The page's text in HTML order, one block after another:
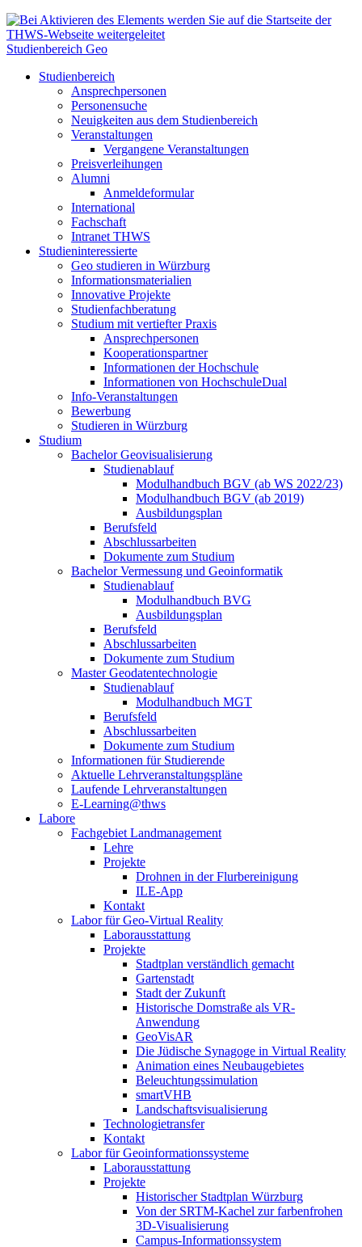
Studienbereich Geo
Studienbereich
Ansprechpersonen
Personensuche
Neuigkeiten aus dem Studienbereich
Veranstaltungen
Vergangene Veranstaltungen
Preisverleihungen
Alumni
Anmeldeformular
International
Fachschaft
Intranet THWS
Studieninteressierte
Geo studieren in Würzburg
Informationsmaterialien
Innovative Projekte
Studienfachberatung
Studium mit vertiefter Praxis
Ansprechpersonen
Kooperationspartner
Informationen der Hochschule
Informationen von HochschuleDual
Info-Veranstaltungen
Bewerbung
Studieren in Würzburg
Studium
Bachelor Geovisualisierung
Studienablauf
Modulhandbuch BGV (ab WS 2022/23)
Modulhandbuch BGV (ab 2019)
Ausbildungsplan
Berufsfeld
Abschlussarbeiten
Dokumente zum Studium
Bachelor Vermessung und Geoinformatik
Studienablauf
Modulhandbuch BVG
Ausbildungsplan
Berufsfeld
Abschlussarbeiten
Dokumente zum Studium
Master Geodatentechnologie
Studienablauf
Modulhandbuch MGT
Berufsfeld
Abschlussarbeiten
Dokumente zum Studium
Informationen für Studierende
Aktuelle Lehrveranstaltungspläne
Laufende Lehrveranstaltungen
E-Learning@thws
Labore
Fachgebiet Landmanagement
Lehre
Projekte
Drohnen in der Flurbereinigung
ILE-App
Kontakt
Labor für Geo-Virtual Reality
Laborausstattung
Projekte
Stadtplan verständlich gemacht
Gartenstadt
Stadt der Zukunft
Historische Domstraße als VR-
Anwendung
GeoVisAR
Die Jüdische Synagoge in Virtual Reality
Animation eines Neubaugebietes
Beleuchtungssimulation
smartVHB
Landschaftsvisualisierung
Technologietransfer
Kontakt
Labor für Geoinformationssysteme
Laborausstattung
Projekte
Historischer Stadtplan Würzburg
Von der SRTM-Kachel zur farbenfrohen
3D-Visualisierung
Campus-Informationssystem